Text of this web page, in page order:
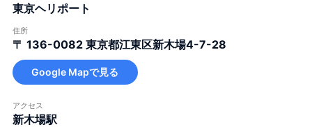
東京ヘリポート
住所
〒 136-0082 東京都江東区新木場4-7-28
Google Mapで見る
アクセス
新木場駅